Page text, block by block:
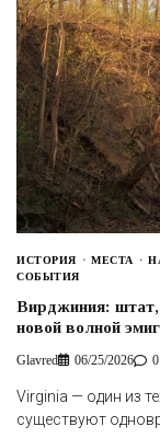
ИСТОРИЯ МЕСТА
СОБЫТИЯ
Вирджиния: штат,
новой волной
Glavred 06/25/2026 0
Virginia — один из
существуют